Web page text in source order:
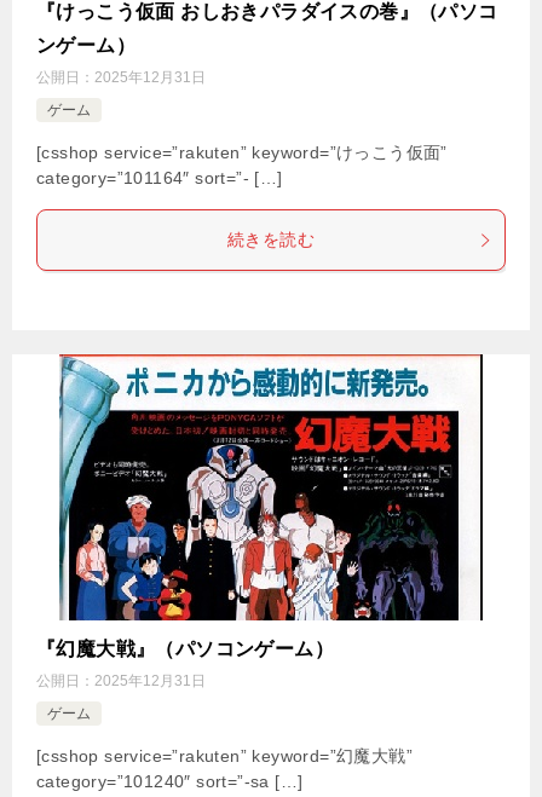
『けっこう仮面 おしおきパラダイスの巻』（パソコ
ンゲーム）
公開日： 2025年12月31日
ゲーム
[csshop service=”rakuten” keyword=”けっこう仮面”
category=”101164″ sort=”- […]
続きを読む
『幻魔大戦』（パソコンゲーム）
公開日： 2025年12月31日
ゲーム
[csshop service=”rakuten” keyword=”幻魔大戦”
category=”101240″ sort=”-sa […]